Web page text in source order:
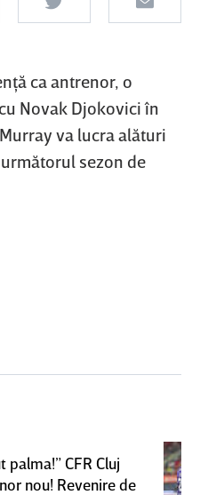
ca antrenor, o
Novak Djokovici în
va lucra alături
sezon de
palma!” CFR Cluj
nou! Revenire de